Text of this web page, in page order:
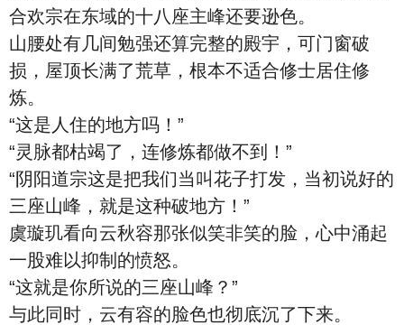
合欢宗在东域的十八座主峰还要逊色。
山腰处有几间勉强还算完整的殿宇，可门窗破
损，屋顶长满了荒草，根本不适合修士居住修
炼。
“这是人住的地方吗！”
“灵脉都枯竭了，连修炼都做不到！”
“阴阳道宗这是把我们当叫花子打发，当初说好的
三座山峰，就是这种破地方！”
虞璇玑看向云秋容那张似笑非笑的脸，心中涌起
一股难以抑制的愤怒。
“这就是你所说的三座山峰？”
与此同时，云有容的脸色也彻底沉了下来。